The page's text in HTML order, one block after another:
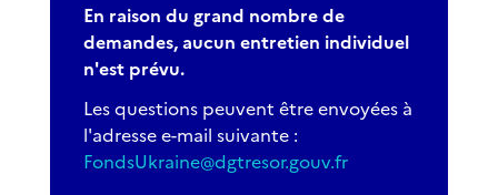
En raison du grand nombre de
demandes, aucun entretien individuel
n'est prévu.
Les questions peuvent être envoyées à
l'adresse e-mail suivante :
FondsUkraine@dgtresor.gouv.fr